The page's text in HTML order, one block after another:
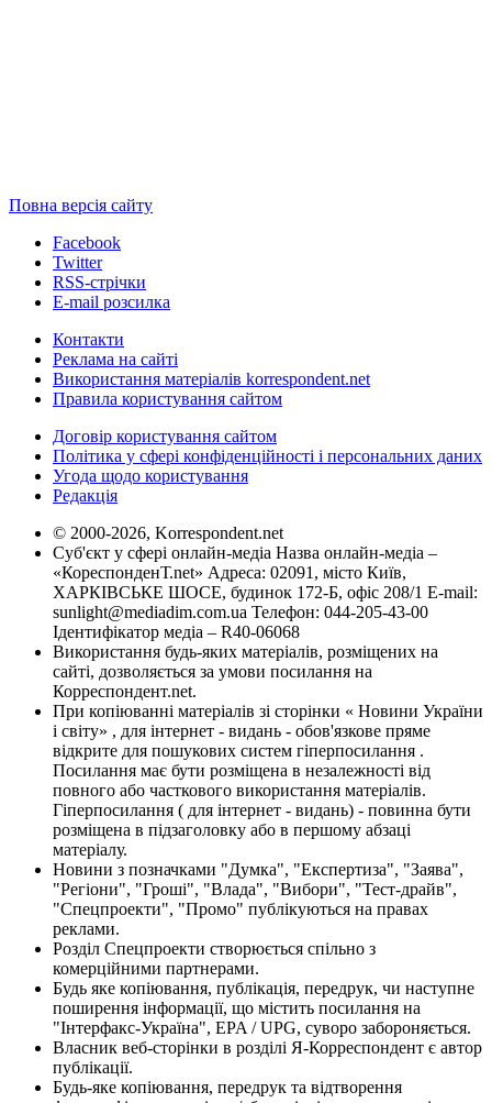
Повна версія сайту
Facebook
Twitter
RSS-стрічки
E-mail розсилка
Контакти
Реклама на сайті
Використання матеріалів korrespondent.net
Правила користування сайтом
Договір користування сайтом
Політика у сфері конфіденційності і персональних даних
Угода щодо користування
Редакція
© 2000-2026, Korrespondent.net
Суб'єкт у сфері онлайн-медіа Назва онлайн-медіа –
«КореспонденТ.net» Адреса: 02091, місто Київ,
ХАРКІВСЬКЕ ШОСЕ, будинок 172-Б, офіс 208/1 E-mail:
sunlight@mediadim.com.ua Телефон: 044-205-43-00
Ідентифікатор медіа – R40-06068
Використання будь-яких матеріалів, розміщених на
сайті, дозволяється за умови посилання на
Корреспондент.net.
При копіюванні матеріалів зі сторінки « Новини України
і світу» , для інтернет - видань - обов'язкове пряме
відкрите для пошукових систем гіперпосилання .
Посилання має бути розміщена в незалежності від
повного або часткового використання матеріалів.
Гіперпосилання ( для інтернет - видань) - повинна бути
розміщена в підзаголовку або в першому абзаці
матеріалу.
Новини з позначками "Думка", "Експертиза", "Заява",
"Регіони", "Гроші", "Влада", "Вибори", "Тест-драйв",
"Спецпроекти", "Промо" публікуються на правах
реклами.
Розділ Спецпроекти створюється спільно з
комерційними партнерами.
Будь яке копіювання, публікація, передрук, чи наступне
поширення інформації, що містить посилання на
"Інтерфакс-Україна", EPA / UPG, суворо забороняється.
Власник веб-сторінки в розділі Я-Корреспондент є автор
публікації.
Будь-яке копіювання, передрук та відтворення